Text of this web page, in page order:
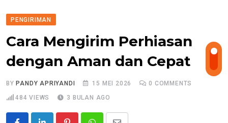
PENGIRIMAN
Cara Mengirim Perhiasan
dengan Aman dan Cepat
BY PANDY APRIYANDI 15 MEI 2026 0 COMMENTS
484 VIEWS 3 BULAN AGO